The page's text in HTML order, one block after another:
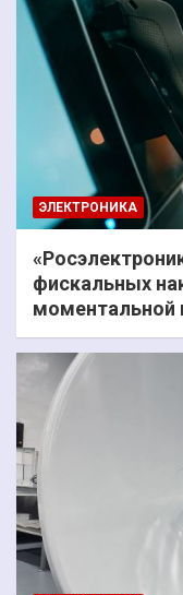
ЭЛЕКТРОНИКА
фискальных
моментальной